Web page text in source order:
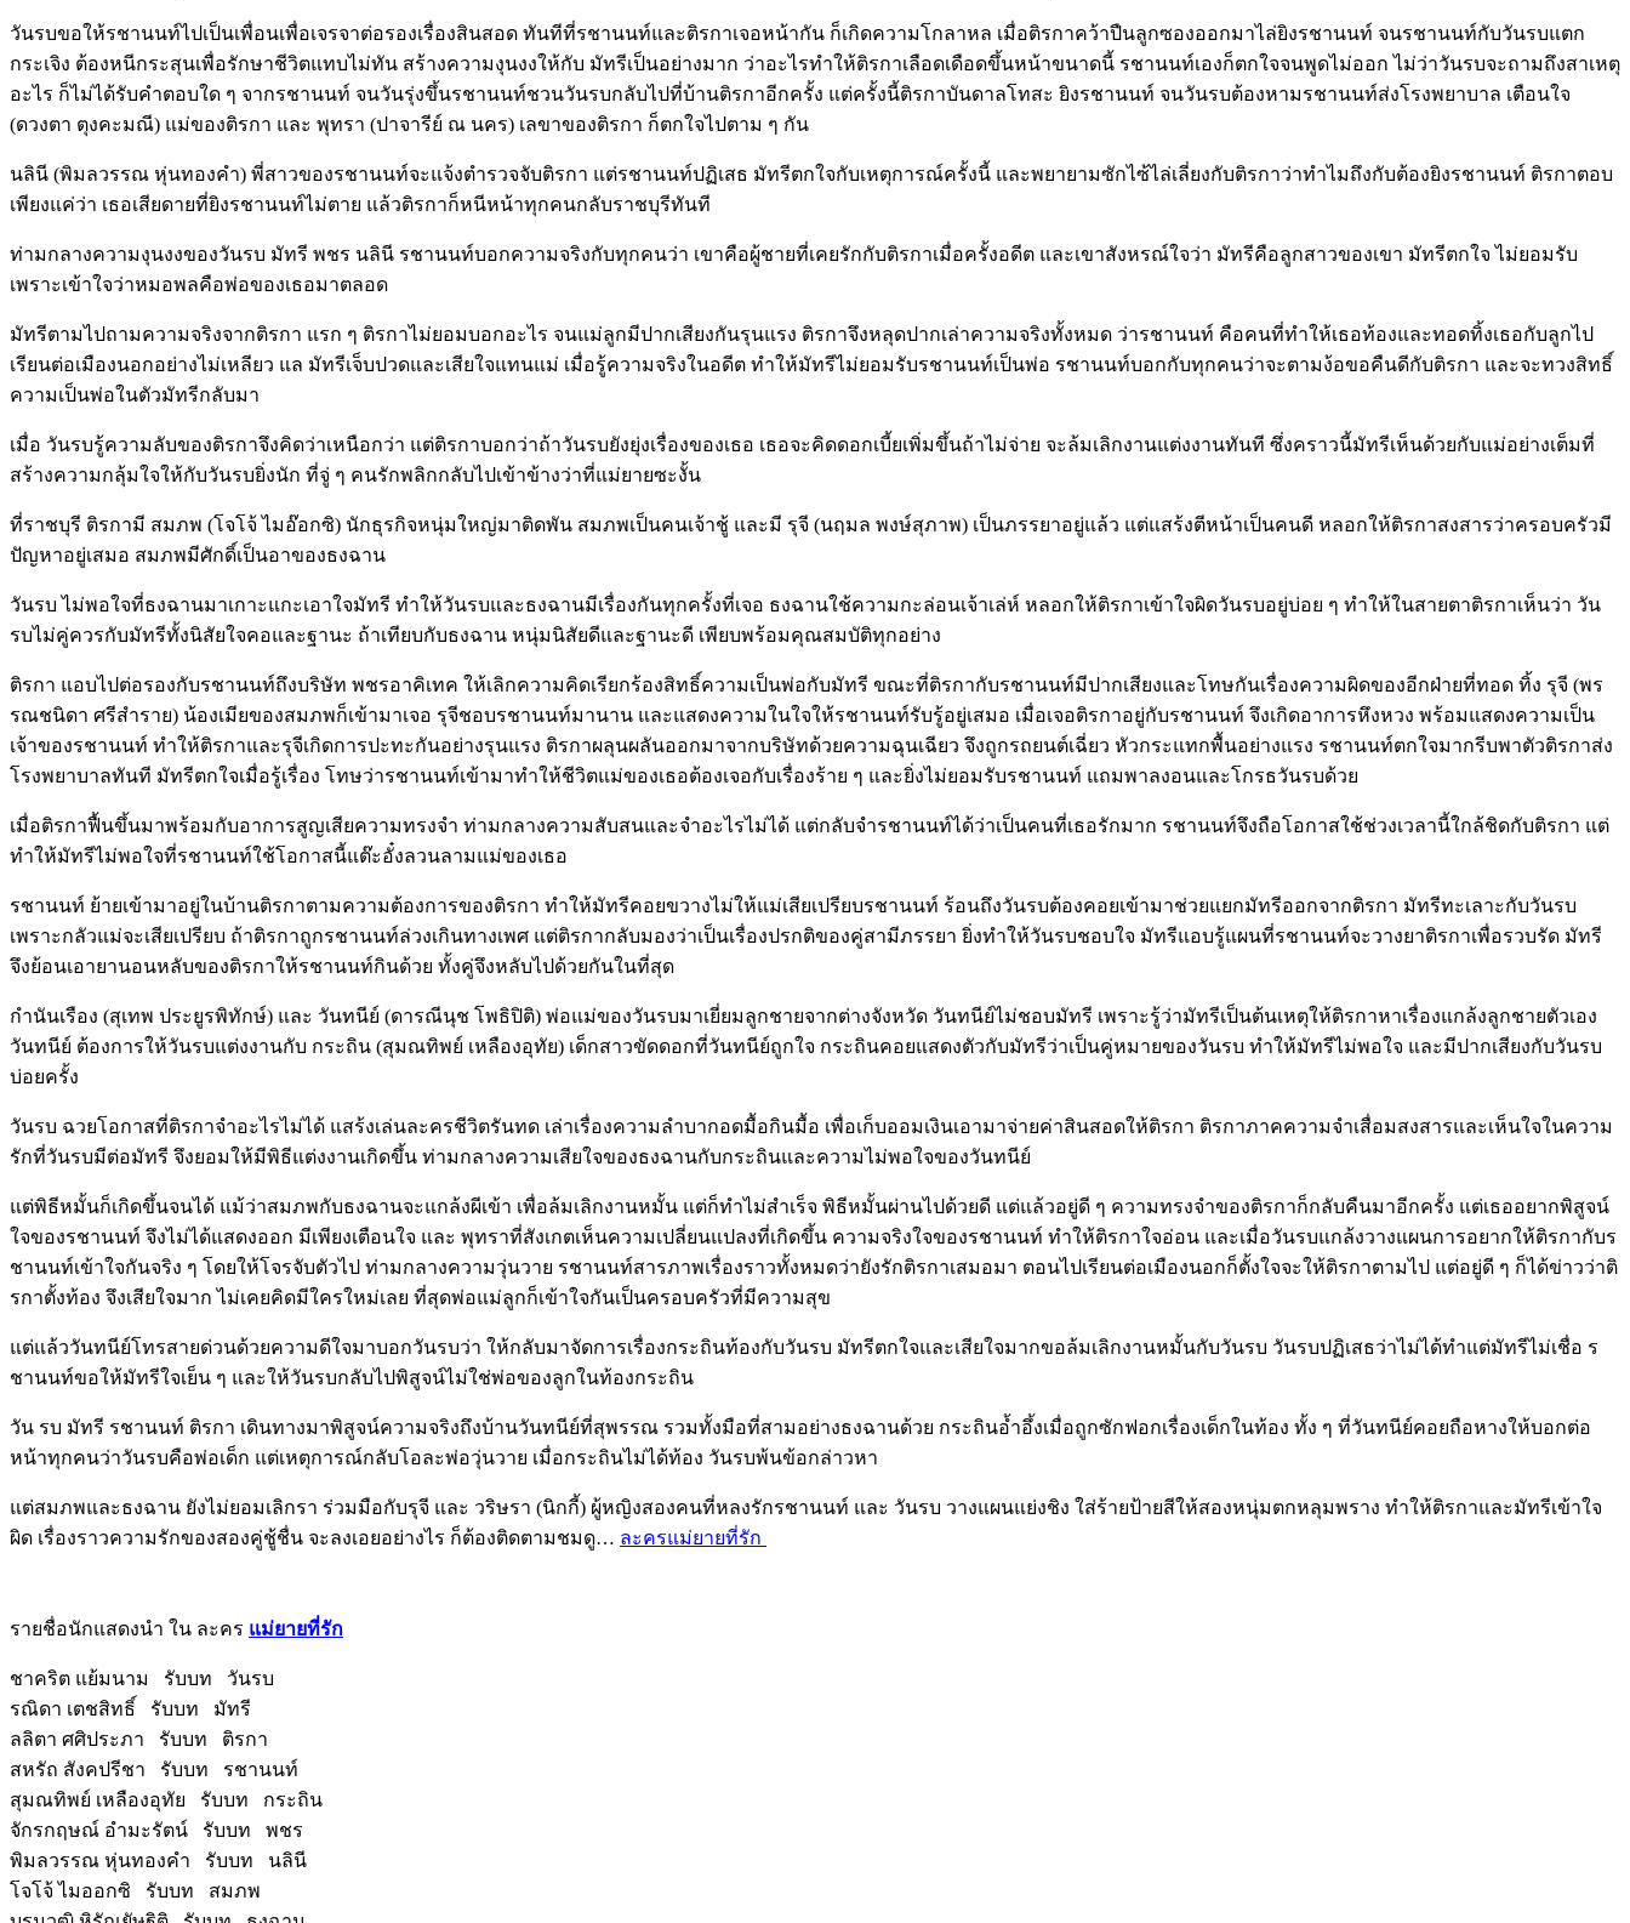
วันรบขอให้รชานนท์ไปเป็นเพื่อนเพื่อเจรจาต่อรองเรื่องสินสอด ทันทีที่รชานนท์และติรกาเจอหน้ากัน ก็เกิดความโกลาหล เมื่อติรกาคว้าปืนลูกซองออกมาไล่ยิงรชานนท์ จนรชานนท์กับวันรบแตก
กระเจิง ต้องหนีกระสุนเพื่อรักษาชีวิตแทบไม่ทัน สร้างความงุนงงให้กับ มัทรีเป็นอย่างมาก ว่าอะไรทำให้ติรกาเลือดเดือดขึ้นหน้าขนาดนี้ รชานนท์เองก็ตกใจจนพูดไม่ออก ไม่ว่าวันรบจะถามถึงสาเหตุ
อะไร ก็ไม่ได้รับคำตอบใด ๆ จากรชานนท์ จนวันรุ่งขึ้นรชานนท์ชวนวันรบกลับไปที่บ้านติรกาอีกครั้ง แต่ครั้งนี้ติรกาบันดาลโทสะ ยิงรชานนท์ จนวันรบต้องหามรชานนท์ส่งโรงพยาบาล เตือนใจ
(ดวงตา ตุงคะมณี) แม่ของติรกา และ พุทรา (ปาจารีย์ ณ นคร) เลขาของติรกา ก็ตกใจไปตาม ๆ กัน
นลินี (พิมลวรรณ หุ่นทองคำ) พี่สาวของรชานนท์จะแจ้งตำรวจจับติรกา แต่รชานนท์ปฏิเสธ มัทรีตกใจกับเหตุการณ์ครั้งนี้ และพยายามซักไซ้ไล่เลี่ยงกับติรกาว่าทำไมถึงกับต้องยิงรชานนท์ ติรกาตอบ
เพียงแค่ว่า เธอเสียดายที่ยิงรชานนท์ไม่ตาย แล้วติรกาก็หนีหน้าทุกคนกลับราชบุรีทันที
ท่ามกลางความงุนงงของวันรบ มัทรี พชร นลินี รชานนท์บอกความจริงกับทุกคนว่า เขาคือผู้ชายที่เคยรักกับติรกาเมื่อครั้งอดีต และเขาสังหรณ์ใจว่า มัทรีคือลูกสาวของเขา มัทรีตกใจ ไม่ยอมรับ
เพราะเข้าใจว่าหมอพลคือพ่อของเธอมาตลอด
มัทรีตามไปถามความจริงจากติรกา แรก ๆ ติรกาไม่ยอมบอกอะไร จนแม่ลูกมีปากเสียงกันรุนแรง ติรกาจึงหลุดปากเล่าความจริงทั้งหมด ว่ารชานนท์ คือคนที่ทำให้เธอท้องและทอดทิ้งเธอกับลูกไป
เรียนต่อเมืองนอกอย่างไม่เหลียว แล มัทรีเจ็บปวดและเสียใจแทนแม่ เมื่อรู้ความจริงในอดีต ทำให้มัทรีไม่ยอมรับรชานนท์เป็นพ่อ รชานนท์บอกกับทุกคนว่าจะตามง้อขอคืนดีกับติรกา และจะทวงสิทธิ์
ความเป็นพ่อในตัวมัทรีกลับมา
เมื่อ วันรบรู้ความลับของติรกาจึงคิดว่าเหนือกว่า แต่ติรกาบอกว่าถ้าวันรบยังยุ่งเรื่องของเธอ เธอจะคิดดอกเบี้ยเพิ่มขึ้นถ้าไม่จ่าย จะล้มเลิกงานแต่งงานทันที ซึ่งคราวนี้มัทรีเห็นด้วยกับแม่อย่างเต็มที่
สร้างความกลุ้มใจให้กับวันรบยิ่งนัก ที่จู่ ๆ คนรักพลิกกลับไปเข้าข้างว่าที่แม่ยายซะงั้น
ที่ราชบุรี ติรกามี สมภพ (โจโจ้ ไมอ๊อกซิ) นักธุรกิจหนุ่มใหญ่มาติดพัน สมภพเป็นคนเจ้าชู้ และมี รุจี (นฤมล พงษ์สุภาพ) เป็นภรรยาอยู่แล้ว แต่แสร้งตีหน้าเป็นคนดี หลอกให้ติรกาสงสารว่าครอบครัวมี
ปัญหาอยู่เสมอ สมภพมีศักดิ์เป็นอาของธงฉาน
วันรบ ไม่พอใจที่ธงฉานมาเกาะแกะเอาใจมัทรี ทำให้วันรบและธงฉานมีเรื่องกันทุกครั้งที่เจอ ธงฉานใช้ความกะล่อนเจ้าเล่ห์ หลอกให้ติรกาเข้าใจผิดวันรบอยู่บ่อย ๆ ทำให้ในสายตาติรกาเห็นว่า วัน
รบไม่คู่ควรกับมัทรีทั้งนิสัยใจคอและฐานะ ถ้าเทียบกับธงฉาน หนุ่มนิสัยดีและฐานะดี เพียบพร้อมคุณสมบัติทุกอย่าง
ติรกา แอบไปต่อรองกับรชานนท์ถึงบริษัท พชรอาคิเทค ให้เลิกความคิดเรียกร้องสิทธิ์ความเป็นพ่อกับมัทรี ขณะที่ติรกากับรชานนท์มีปากเสียงและโทษกันเรื่องความผิดของอีกฝ่ายที่ทอด ทิ้ง รุจี (พร
รณชนิดา ศรีสำราย) น้องเมียของสมภพก็เข้ามาเจอ รุจีชอบรชานนท์มานาน และแสดงความในใจให้รชานนท์รับรู้อยู่เสมอ เมื่อเจอติรกาอยู่กับรชานนท์ จึงเกิดอาการหึงหวง พร้อมแสดงความเป็น
เจ้าของรชานนท์ ทำให้ติรกาและรุจีเกิดการปะทะกันอย่างรุนแรง ติรกาผลุนผลันออกมาจากบริษัทด้วยความฉุนเฉียว จึงถูกรถยนต์เฉี่ยว หัวกระแทกพื้นอย่างแรง รชานนท์ตกใจมากรีบพาตัวติรกาส่ง
โรงพยาบาลทันที มัทรีตกใจเมื่อรู้เรื่อง โทษว่ารชานนท์เข้ามาทำให้ชีวิตแม่ของเธอต้องเจอกับเรื่องร้าย ๆ และยิ่งไม่ยอมรับรชานนท์ แถมพาลงอนและโกรธวันรบด้วย
เมื่อติรกาฟื้นขึ้นมาพร้อมกับอาการสูญเสียความทรงจำ ท่ามกลางความสับสนและจำอะไรไม่ได้ แต่กลับจำรชานนท์ได้ว่าเป็นคนที่เธอรักมาก รชานนท์จึงถือโอกาสใช้ช่วงเวลานี้ใกล้ชิดกับติรกา แต่
ทำให้มัทรีไม่พอใจที่รชานนท์ใช้โอกาสนี้แต๊ะอั๋งลวนลามแม่ของเธอ
รชานนท์ ย้ายเข้ามาอยู่ในบ้านติรกาตามความต้องการของติรกา ทำให้มัทรีคอยขวางไม่ให้แม่เสียเปรียบรชานนท์ ร้อนถึงวันรบต้องคอยเข้ามาช่วยแยกมัทรีออกจากติรกา มัทรีทะเลาะกับวันรบ
เพราะกลัวแม่จะเสียเปรียบ ถ้าติรกาถูกรชานนท์ล่วงเกินทางเพศ แต่ติรกากลับมองว่าเป็นเรื่องปรกติของคู่สามีภรรยา ยิ่งทำให้วันรบชอบใจ มัทรีแอบรู้แผนที่รชานนท์จะวางยาติรกาเพื่อรวบรัด มัทรี
จึงย้อนเอายานอนหลับของติรกาให้รชานนท์กินด้วย ทั้งคู่จึงหลับไปด้วยกันในที่สุด
กำนันเรือง (สุเทพ ประยูรพิทักษ์) และ วันทนีย์ (ดารณีนุช โพธิปิติ) พ่อแม่ของวันรบมาเยี่ยมลูกชายจากต่างจังหวัด วันทนีย์ไม่ชอบมัทรี เพราะรู้ว่ามัทรีเป็นต้นเหตุให้ติรกาหาเรื่องแกล้งลูกชายตัวเอง
วันทนีย์ ต้องการให้วันรบแต่งงานกับ กระถิน (สุมณทิพย์ เหลืองอุทัย) เด็กสาวขัดดอกที่วันทนีย์ถูกใจ กระถินคอยแสดงตัวกับมัทรีว่าเป็นคู่หมายของวันรบ ทำให้มัทรีไม่พอใจ และมีปากเสียงกับวันรบ
บ่อยครั้ง
วันรบ ฉวยโอกาสที่ติรกาจำอะไรไม่ได้ แสร้งเล่นละครชีวิตรันทด เล่าเรื่องความลำบากอดมื้อกินมื้อ เพื่อเก็บออมเงินเอามาจ่ายค่าสินสอดให้ติรกา ติรกาภาคความจำเสื่อมสงสารและเห็นใจในความ
รักที่วันรบมีต่อมัทรี จึงยอมให้มีพิธีแต่งงานเกิดขึ้น ท่ามกลางความเสียใจของธงฉานกับกระถินและความไม่พอใจของวันทนีย์
แต่พิธีหมั้นก็เกิดขึ้นจนได้ แม้ว่าสมภพกับธงฉานจะแกล้งผีเข้า เพื่อล้มเลิกงานหมั้น แต่ก็ทำไม่สำเร็จ พิธีหมั้นผ่านไปด้วยดี แต่แล้วอยู่ดี ๆ ความทรงจำของติรกาก็กลับคืนมาอีกครั้ง แต่เธออยากพิสูจน์
ใจของรชานนท์ จึงไม่ได้แสดงออก มีเพียงเตือนใจ และ พุทราที่สังเกตเห็นความเปลี่ยนแปลงที่เกิดขึ้น ความจริงใจของรชานนท์ ทำให้ติรกาใจอ่อน และเมื่อวันรบแกล้งวางแผนการอยากให้ติรกากับร
ชานนท์เข้าใจกันจริง ๆ โดยให้โจรจับตัวไป ท่ามกลางความวุ่นวาย รชานนท์สารภาพเรื่องราวทั้งหมดว่ายังรักติรกาเสมอมา ตอนไปเรียนต่อเมืองนอกก็ตั้งใจจะให้ติรกาตามไป แต่อยู่ดี ๆ ก็ได้ข่าวว่าติ
รกาตั้งท้อง จึงเสียใจมาก ไม่เคยคิดมีใครใหม่เลย ที่สุดพ่อแม่ลูกก็เข้าใจกันเป็นครอบครัวที่มีความสุข
แต่แล้ววันทนีย์โทรสายด่วนด้วยความดีใจมาบอกวันรบว่า ให้กลับมาจัดการเรื่องกระถินท้องกับวันรบ มัทรีตกใจและเสียใจมากขอล้มเลิกงานหมั้นกับวันรบ วันรบปฏิเสธว่าไม่ได้ทำแต่มัทรีไม่เชื่อ ร
ชานนท์ขอให้มัทรีใจเย็น ๆ และให้วันรบกลับไปพิสูจน์ไม่ใช่พ่อของลูกในท้องกระถิน
วัน รบ มัทรี รชานนท์ ติรกา เดินทางมาพิสูจน์ความจริงถึงบ้านวันทนีย์ที่สุพรรณ รวมทั้งมือที่สามอย่างธงฉานด้วย กระถินอ้ำอึ้งเมื่อถูกซักฟอกเรื่องเด็กในท้อง ทั้ง ๆ ที่วันทนีย์คอยถือหางให้บอกต่อ
หน้าทุกคนว่าวันรบคือพ่อเด็ก แต่เหตุการณ์กลับโอละพ่อวุ่นวาย เมื่อกระถินไม่ได้ท้อง วันรบพ้นข้อกล่าวหา
แต่สมภพและธงฉาน ยังไม่ยอมเลิกรา ร่วมมือกับรุจี และ วริษรา (นิกกี้) ผู้หญิงสองคนที่หลงรักรชานนท์ และ วันรบ วางแผนแย่งชิง ใส่ร้ายป้ายสีให้สองหนุ่มตกหลุมพราง ทำให้ติรกาและมัทรีเข้าใจ
ผิด เรื่องราวความรักของสองคู่ชู้ชื่น จะลงเอยอย่างไร ก็ต้องติดตามชมดู… ละครแม่ยายที่รัก
รายชื่อนักแสดงนำ ใน ละคร แม่ยายที่รัก
ชาคริต แย้มนาม รับบท วันรบ
รณิดา เตชสิทธิ์ รับบท มัทรี
ลลิตา ศศิประภา รับบท ติรกา
สหรัถ สังคปรีชา รับบท รชานนท์
สุมณทิพย์ เหลืองอุทัย รับบท กระถิน
จักรกฤษณ์ อำมะรัตน์ รับบท พชร
พิมลวรรณ หุ่นทองคำ รับบท นลินี
โจโจ้ ไมออกซิ รับบท สมภพ